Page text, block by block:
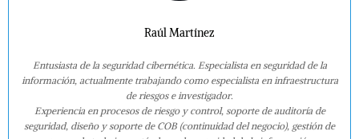
Raúl Martínez
Entusiasta de la seguridad cibernética. Especialista en seguridad de la
información, actualmente trabajando como especialista en infraestructura
de riesgos e investigador.
Experiencia en procesos de riesgo y control, soporte de auditoría de
seguridad, diseño y soporte de COB (continuidad del negocio), gestión de